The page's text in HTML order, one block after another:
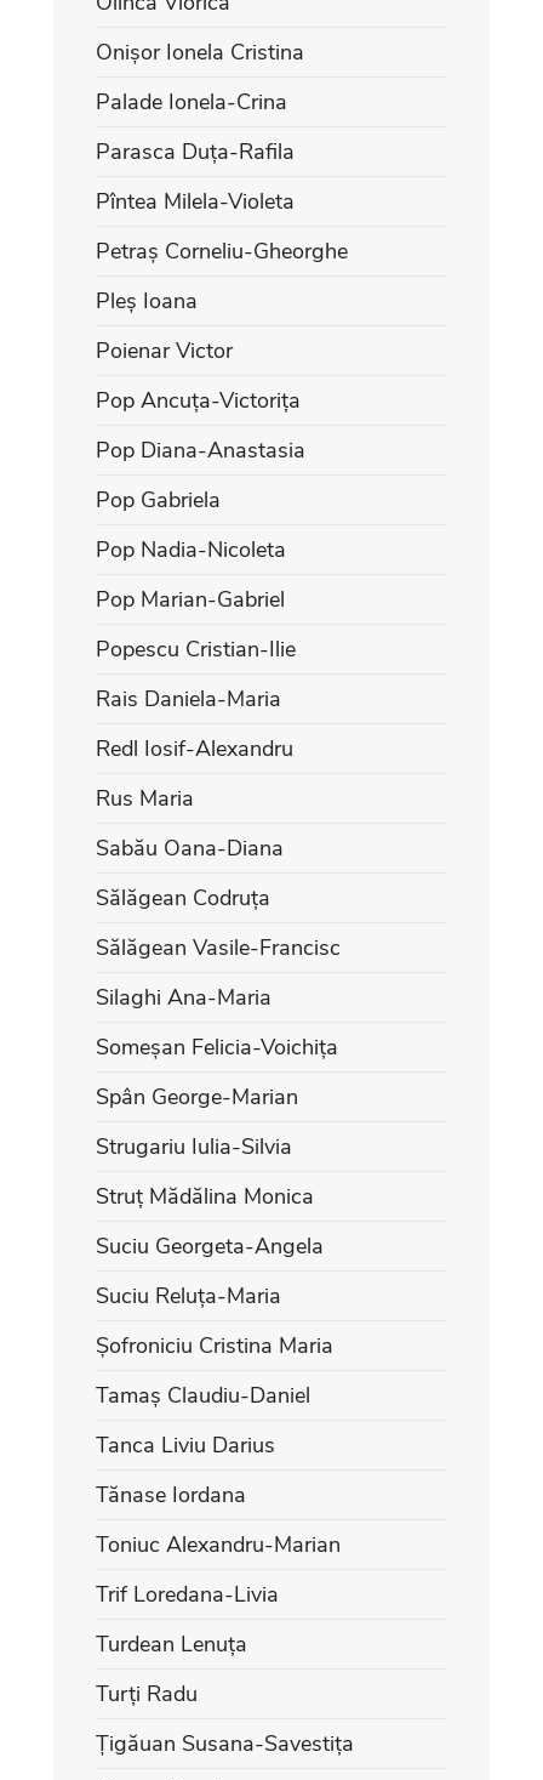
Onișor Ionela Cristina
Palade Ionela-Crina
Parasca Duța-Rafila
Pîntea Milela-Violeta
Petraș Corneliu-Gheorghe
Pleș Ioana
Poienar Victor
Pop Ancuța-Victorița
Pop Diana-Anastasia
Pop Gabriela
Pop Nadia-Nicoleta
Pop Marian-Gabriel
Popescu Cristian-Ilie
Rais Daniela-Maria
Redl Iosif-Alexandru
Rus Maria
Sabău Oana-Diana
Sălăgean Codruța
Sălăgean Vasile-Francisc
Silaghi Ana-Maria
Someșan Felicia-Voichița
Spân George-Marian
Strugariu Iulia-Silvia
Struț Mădălina Monica
Suciu Georgeta-Angela
Suciu Reluța-Maria
Șofroniciu Cristina Maria
Tamaș Claudiu-Daniel
Tanca Liviu Darius
Tănase Iordana
Toniuc Alexandru-Marian
Trif Loredana-Livia
Turdean Lenuța
Turți Radu
Țigăuan Susana-Savestița